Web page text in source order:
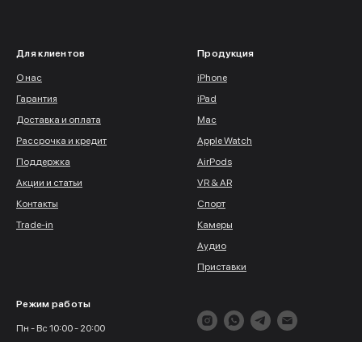
Для клиентов
О нас
Гарантия
Доставка и оплата
Рассрочка и кредит
Поддержка
Акции и статьи
Контакты
Trade-in
Продукция
iPhone
iPad
Mac
Apple Watch
AirPods
VR & AR
Спорт
Камеры
Аудио
Приставки
Режим работы
Пн - Вс 10:00 - 20:00